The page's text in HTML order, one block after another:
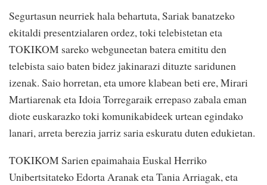
Segurtasun neurriek hala behartuta, Sariak banatzeko
ekitaldi presentzialaren ordez, toki telebistetan eta
TOKIKOM sareko webguneetan batera emititu den
telebista saio baten bidez jakinarazi dituzte saridunen
izenak. Saio horretan, eta umore klabean beti ere, Mirari
Martiarenak eta Idoia Torregaraik errepaso zabala eman
diote euskarazko toki komunikabideek urtean egindako
lanari, arreta berezia jarriz saria eskuratu duten edukietan.
TOKIKOM Sarien epaimahaia Euskal Herriko
Unibertsitateko Edorta Aranak eta Tania Arriagak, eta